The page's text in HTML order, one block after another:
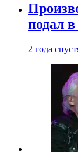
подал
2 года